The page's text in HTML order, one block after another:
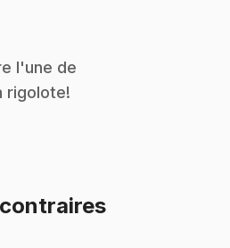
l'une de
rigolote!